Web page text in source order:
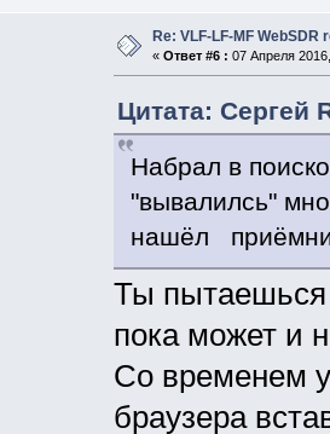
Re: VLF-LF-MF
« Ответ #6 : 07 Апреля
Цитата: Сергей
Набрал в
"вывалилсь"
нашёл
Ты пытаешься
пока может и
Со временем
браузера